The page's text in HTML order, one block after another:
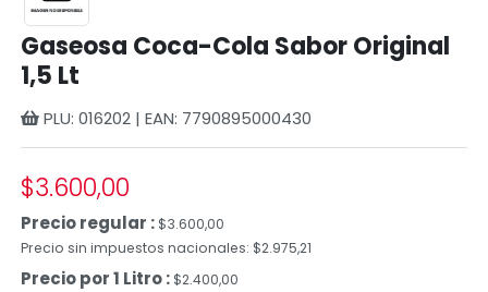
Gaseosa Coca-Cola Sabor Original
1,5 Lt
PLU: 016202 | EAN: 7790895000430
$3.600,00
Precio regular :$3.600,00
Precio sin impuestos nacionales: $2.975,21
Precio por 1 Litro : $2.400,00